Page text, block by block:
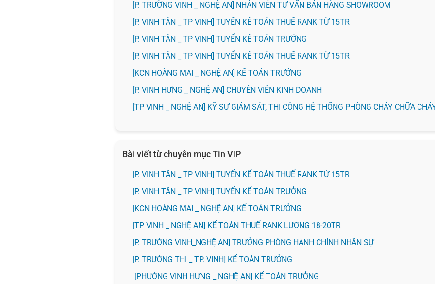
[P. TRƯỜNG VINH _ NGHỆ AN] NHÂN VIÊN TƯ VẤN BÁN HÀNG SHOWROOM
[P. VINH TÂN _ TP VINH] TUYỂN KẾ TOÁN THUẾ RANK TỪ 15TR
[P. VINH TÂN _ TP VINH] TUYỂN KẾ TOÁN TRƯỞNG
[P. VINH TÂN _ TP VINH] TUYỂN KẾ TOÁN THUẾ RANK TỪ 15TR
️[KCN HOÀNG MAI _ NGHỆ AN] KẾ TOÁN TRƯỞNG
️[P. VINH HƯNG _ NGHỆ AN] CHUYÊN VIÊN KINH DOANH
[TP VINH _ NGHỆ AN] KỸ SƯ GIÁM SÁT, THI CÔNG HỆ THỐNG PHÒNG CHÁY CHỮA
Bài viết từ chuyên mục Tin VIP
[P. VINH TÂN _ TP VINH] TUYỂN KẾ TOÁN THUẾ RANK TỪ 15TR
[P. VINH TÂN _ TP VINH] TUYỂN KẾ TOÁN TRƯỞNG
️[KCN HOÀNG MAI _ NGHỆ AN] KẾ TOÁN TRƯỞNG
[TP VINH _ NGHỆ AN] KẾ TOÁN THUẾ RANK LƯƠNG 18-20TR
[P. TRƯỜNG VINH_NGHỆ AN] TRƯỞNG PHÒNG HÀNH CHÍNH NHÂN SỰ
️[P. TRƯỜNG THI _ TP. VINH] KẾ TOÁN TRƯỞNG
[PHƯỜNG VINH HƯNG _ NGHỆ AN] KẾ TOÁN TRƯỞNG